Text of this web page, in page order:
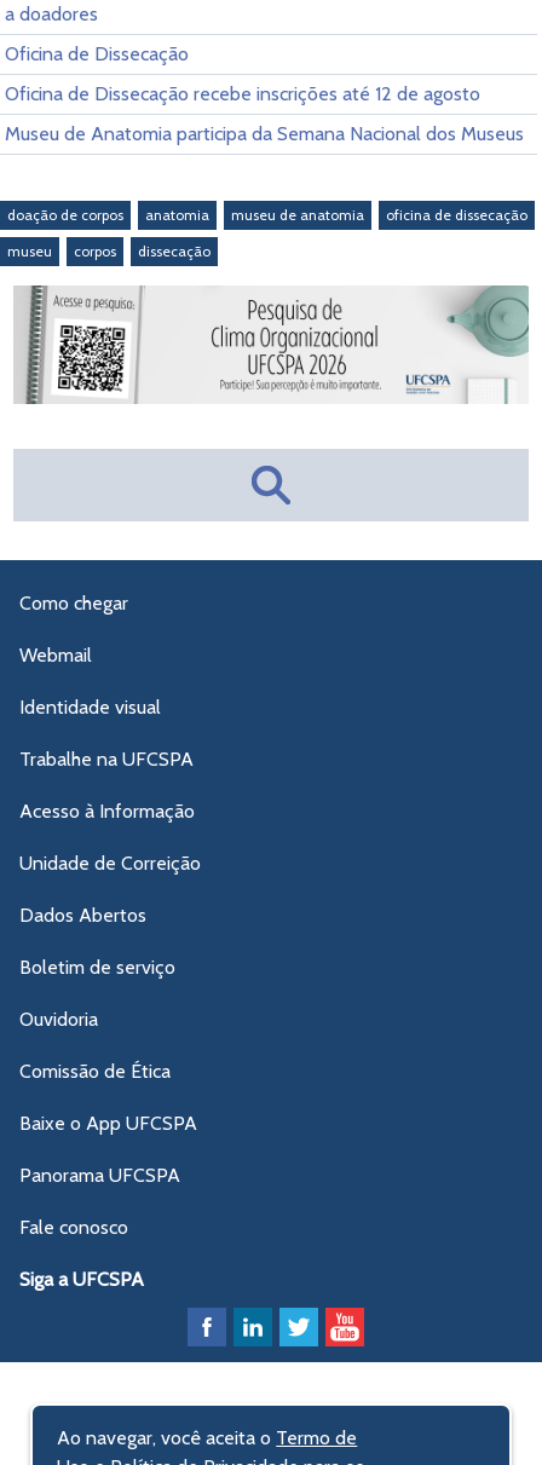
a doadores
Oficina de Dissecação
Oficina de Dissecação recebe inscrições até 12 de agosto
Museu de Anatomia participa da Semana Nacional dos Museus
doação de corpos anatomia museu de anatomia
oficina de dissecação
museu
corpos dissecação
Como chegar
Webmail
Identidade visual
Trabalhe na UFCSPA
Acesso à Informação
Unidade de Correição
Dados Abertos
Boletim de serviço
Ouvidoria
Comissão de Ética
Baixe o App UFCSPA
Panorama UFCSPA
Fale conosco
Siga a UFCSPA
Ao navegar, você aceita o Termo de